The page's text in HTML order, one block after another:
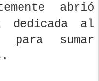
abrió
dedicada al
para sumar